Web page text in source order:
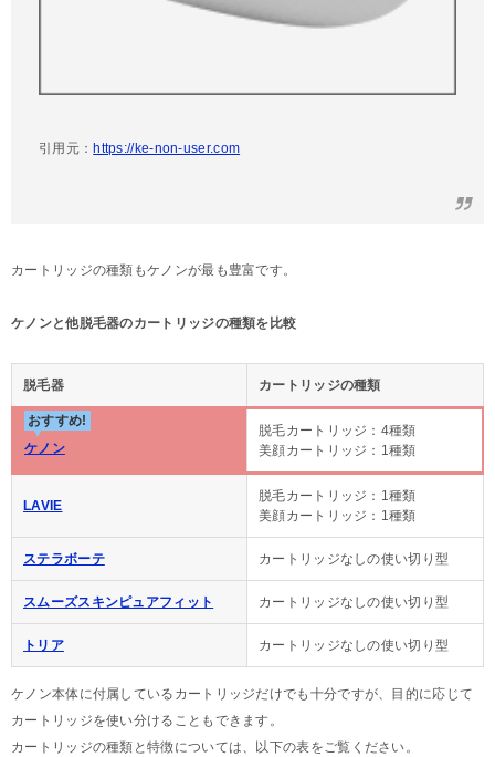
引用元： https://ke-non-user.com
カートリッジの種類もケノンが最も豊富です。
ケノンと他脱毛器のカートリッジの種類を比較
脱毛器 カートリッジの種類
おすすめ!
ケノン
脱毛カートリッジ：4種類
美顔カートリッジ：1種類
LAVIE
脱毛カートリッジ：1種類
美顔カートリッジ：1種類
ステラボーテ カートリッジなしの使い切り型
スムーズスキンピュアフィット カートリッジなしの使い切り型
トリア カートリッジなしの使い切り型
ケノン本体に付属しているカートリッジだけでも十分ですが、目的に応じて
カートリッジを使い分けることもできます。
カートリッジの種類と特徴については、以下の表をご覧ください。